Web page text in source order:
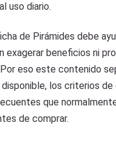
uso diario.
de Pirámides debe
exagerar beneficios ni
eso este contenido
los criterios
que
de comprar.